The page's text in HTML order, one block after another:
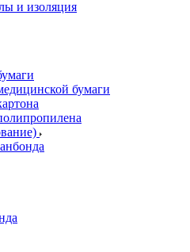
и изоляция
бумаги